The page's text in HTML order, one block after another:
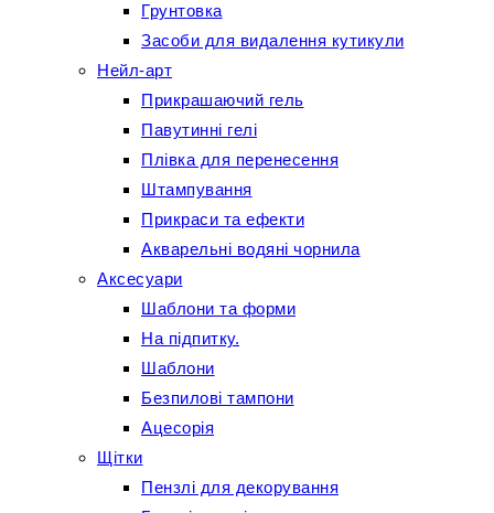
Грунтовка
Засоби для видалення кутикули
Нейл-арт
Прикрашаючий гель
Павутинні гелі
Плівка для перенесення
Штампування
Прикраси та ефекти
Акварельні водяні чорнила
Аксесуари
Шаблони та форми
На підпитку.
Шаблони
Безпилові тампони
Ацесорія
Щітки
Пензлі для декорування